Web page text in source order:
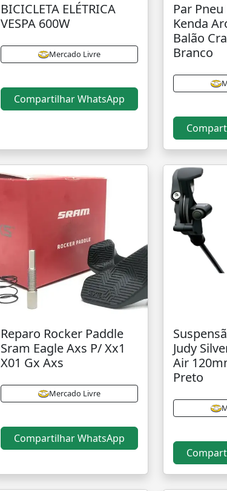
BICICLETA ELÉTRICA
VESPA 600W
Mercado Livre
Compartilhar WhatsApp
Par
Kenda
Balão
Branco
Reparo Rocker Paddle
Sram Eagle Axs P/ Xx1
X01 Gx Axs
Mercado Livre
Compartilhar WhatsApp
Judy
Air
Preto